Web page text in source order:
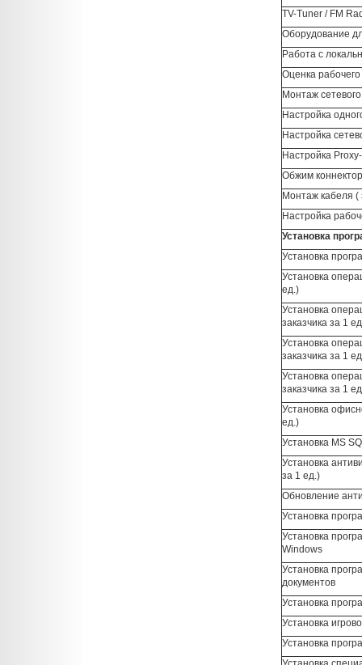
TV-Tuner / FM
Оборудование
Работа с
Оценка
Монтаж
Настройка
Настройка
Настройка
Обжим
Монтаж кабеля (
Настройка
Установка
Установка
Установка
ед.)
Установка
заказчика за 1
Установка
заказчика за 1
Установка
заказчика за 1
Установка
ед.)
Установка MS
Установка
за 1 ед.)
Обновление
Установка
Установка
Windows
Установка
документов
Установка
Установка
Установка